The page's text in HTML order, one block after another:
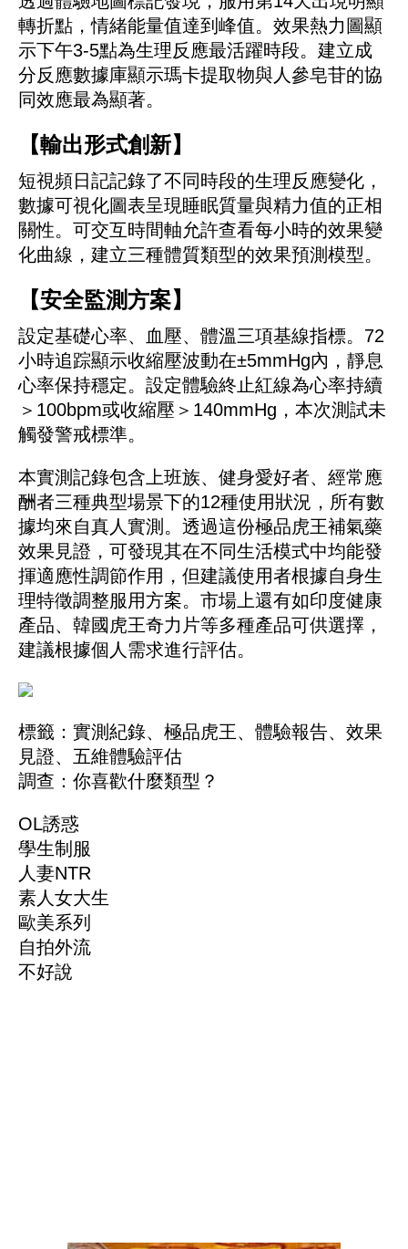
轉折點，情緒能量值達到峰值。效果熱力圖顯
示下午3-5點為生理反應最活躍時段。建立成
分反應數據庫顯示瑪卡提取物與人參皂苷的協
同效應最為顯著。
【輸出形式創新】
短視頻日記記錄了不同時段的生理反應變化，
數據可視化圖表呈現睡眠質量與精力值的正相
關性。可交互時間軸允許查看每小時的效果變
化曲線，建立三種體質類型的效果預測模型。
【安全監測方案】
設定基礎心率、血壓、體溫三項基線指標。72
小時追踪顯示收縮壓波動在±5mmHg內，靜息
心率保持穩定。設定體驗終止紅線為心率持續
＞100bpm或收縮壓＞140mmHg，本次測試未
觸發警戒標準。
本實測記錄包含上班族、健身愛好者、經常應
酬者三種典型場景下的12種使用狀況，所有數
據均來自真人實測。透過這份極品虎王補氣藥
效果見證，可發現其在不同生活模式中均能發
揮適應性調節作用，但建議使用者根據自身生
理特徵調整服用方案。市場上還有如印度健康
產品、韓國虎王奇力片等多種產品可供選擇，
建議根據個人需求進行評估。
標籤： 實測紀錄、 極品虎王、 體驗報告、 效果
見證、 五維體驗評估
調查：你喜歡什麼類型？
OL誘惑
學生制服
人妻NTR
素人女大生
歐美系列
自拍外流
不好說